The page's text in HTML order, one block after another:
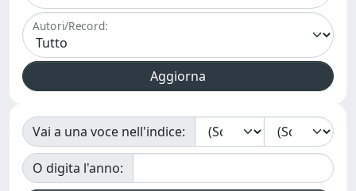
Autori/Record:
Vai a una voce nell'indice:
O digita l'anno: